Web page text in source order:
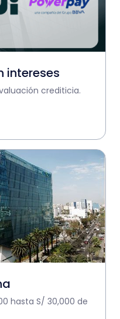
intereses
crediticia.
hasta S/ 30,000 de